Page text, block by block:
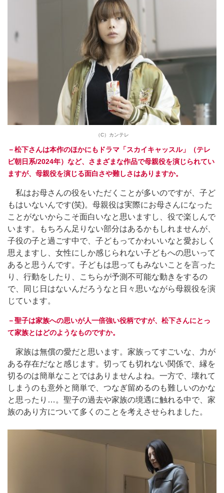
（C）カンテレ
－松下さんは本作のほかにもドラマ「スカイキャッスル」（テレ
ビ朝日系/2024年）など、さまざまな作品で母親役を演じられてい
ますが、母親役を演じる面白さや難しさはありますか。
私はお母さんの役をいただくことが多いのですが、子ど
もはいないんです(笑)。母親役は実際にお母さんになった
ことがないからこそ面白いなと思いますし、役で楽しんで
います。もちろん足りない部分はあるかもしれませんが、
子役の子と過ごす中で、子どもってかわいいなと愛おしく
思えますし、女性にしか感じられない子どもへの思いって
あると思うんです。子どもは思ってもみないことを言った
り、行動をしたり、こちらが予測不可能な動きをするの
で、同じ日はないんだろうなと日々思いながら母親役を演
じています。
－聖子は家族への思いが人一倍強い役柄ですが、松下さんにとっ
て家族とはどのようなものですか。
家族は無償の愛だと思います。家族ってすごいな、力が
ある存在だなと感じます。切っても切れない関係で、縁を
切るのは簡単なことではありませんよね。一方で、壊れて
しまうのも意外と簡単で、つなぎ留めるのも難しいのかな
と思ったり…。聖子の過去や家族の境遇に触れる中で、家
族のあり方について多くのことを考えさせられました。